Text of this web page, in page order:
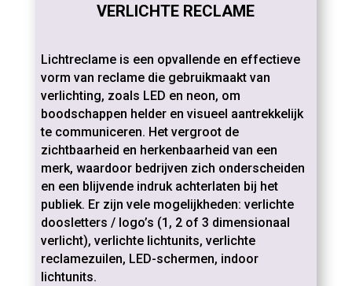
VERLICHTE RECLAME
Lichtreclame is een opvallende en effectieve
vorm van reclame die gebruikmaakt van
verlichting, zoals LED en neon, om
boodschappen helder en visueel aantrekkelijk
te communiceren. Het vergroot de
zichtbaarheid en herkenbaarheid van een
merk, waardoor bedrijven zich onderscheiden
en een blijvende indruk achterlaten bij het
publiek. Er zijn vele mogelijkheden: verlichte
doosletters / logo’s (1, 2 of 3 dimensionaal
verlicht), verlichte lichtunits, verlichte
reclamezuilen, LED-schermen, indoor
lichtunits.